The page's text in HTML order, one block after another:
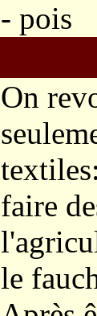
- pois
On
faire
le